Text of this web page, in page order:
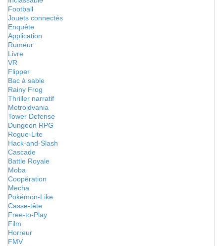
Football
Jouets connectés
Enquête
Application
Rumeur
Livre
VR
Flipper
Bac à sable
Rainy Frog
Thriller narratif
Metroidvania
Tower Defense
Dungeon RPG
Rogue-Lite
Hack-and-Slash
Cascade
Battle Royale
Moba
Coopération
Mecha
Pokémon-Like
Casse-tête
Free-to-Play
Film
Horreur
FMV